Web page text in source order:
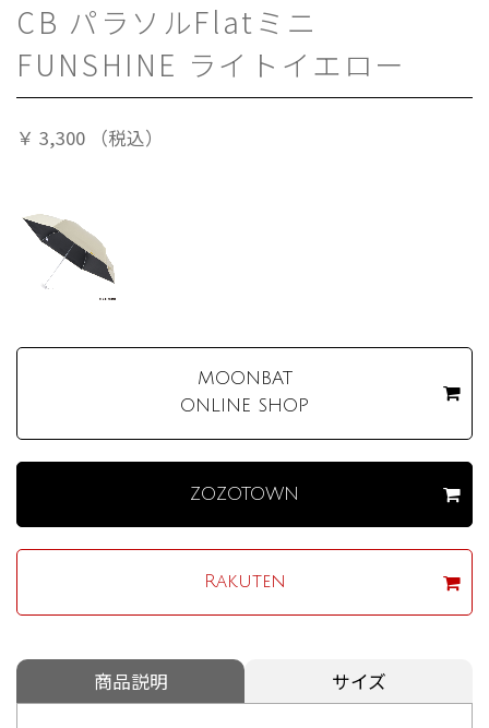
CB パラソルFlatミニ
FUNSHINE ライトイエロー
￥ 3,300 （税込）
MOONBAT
ONLINE SHOP
ZOZOTOWN
Rakuten
商品説明 サイズ